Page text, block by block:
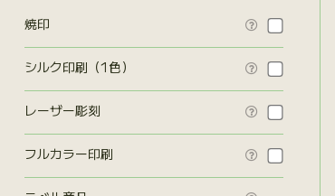
焼印

シルク印刷（1色） 
レーザー彫刻 
フルカラー印刷 